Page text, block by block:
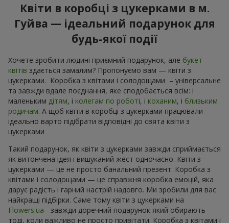
Квіти в коробці з цукерками в м.
Гуйва — ідеальний подарунок для
будь-якої події
Хочете зробити людині приємний подарунок, але букет
квітів здається замалим? Пропонуємо вам — квіти з
цукерками. Коробка з квітами і солодощами – універсальне
та завжди вдале поєднання, яке сподобається всім: і
маленьким дітям, і колегам по роботі, і коханим, і близьким
родичам. А щоб квіти в коробці з цукерками працювали
ідеально варто підібрати відповідні до свята квіти з
цукерками
Такий подарунок, як квіти з цукерками завжди сприймається
як витончена ідея і вишуканий жест одночасно. Квіти з
цукерками — це не просто банальний презент. Коробка з
квітами і солодощами — це справжня коробка емоцій, яка
дарує радість і гарний настрій надовго. Ми зробили для вас
найкращі підбірки. Саме тому квіти з цукерками на
Flowers.ua - завжди доречний подарунок який обирають
тоді, коли важливо не просто привітати. Коробка з квітами і